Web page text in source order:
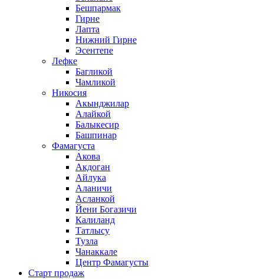
Бешпармак
Гирне
Лапта
Нижний Гирне
Эсентепе
Лефке
Багликой
Чамликой
Никосия
Акынджилар
Алайкой
Балыкесир
Башпинар
Фамагуста
Акова
Акдоган
Айлука
Аланичи
Асланкой
Йени Богазичи
Калиланд
Татлысу
Тузла
Чанаккале
Центр Фамагусты
Старт продаж